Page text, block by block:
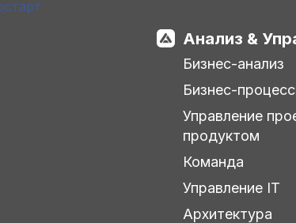
Анализ &
Бизнес-анализ
Бизнес-
Управление
продуктом
Команда
Управление IT
Архитектура